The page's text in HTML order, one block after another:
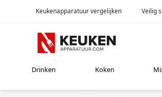
Keukenapparatuur vergelijken Veilig
Drinken Koken